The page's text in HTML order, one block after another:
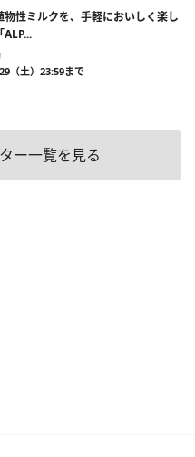
物性ミルクを、手軽においしく楽し
ALP...
（土）23:59まで
ー一覧を見る